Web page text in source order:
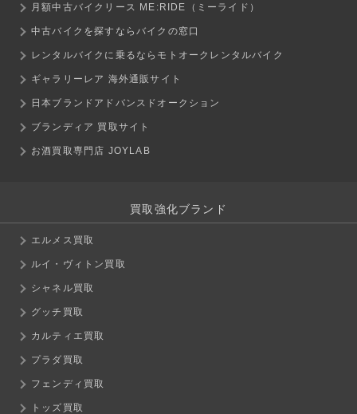
月額中古バイクリース ME:RIDE（ミーライド）
中古バイクを探すならバイクの窓口
レンタルバイクに乗るならモトオークレンタルバイク
ギャラリーレア 海外通販サイト
日本ブランドアドバンスドオークション
ブランディア 買取サイト
お酒買取専門店 JOYLAB
買取強化ブランド
エルメス買取
ルイ・ヴィトン買取
シャネル買取
グッチ買取
カルティエ買取
プラダ買取
フェンディ買取
トッズ買取